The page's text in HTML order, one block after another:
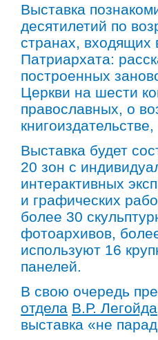
Выставка
десятилетий по
странах, входящих
Патриархата:
построенных
Церкви на шести
православных, о
Выставка будет
20 зон с
интерактивных
и графических
более 30
фотоархивов,
используют 16
панелей.
В свою очередь
отдела В.Р. Легойда
выставка «не